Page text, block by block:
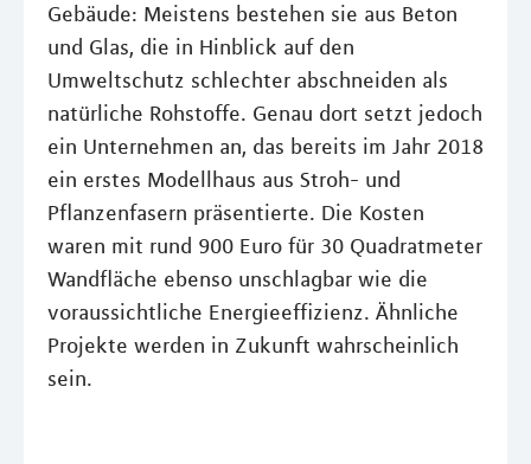
Gebäude: Meistens bestehen sie aus Beton
und Glas, die in Hinblick auf den
Umweltschutz schlechter abschneiden als
natürliche Rohstoffe. Genau dort setzt jedoch
ein Unternehmen an, das bereits im Jahr 2018
ein erstes Modellhaus aus Stroh- und
Pflanzenfasern präsentierte. Die Kosten
waren mit rund 900 Euro für 30 Quadratmeter
Wandfläche ebenso unschlagbar wie die
voraussichtliche Energieeffizienz. Ähnliche
Projekte werden in Zukunft wahrscheinlich
sein.